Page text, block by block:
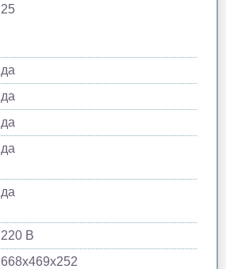
25
да
да
да
да
да
220 В
668х469х252